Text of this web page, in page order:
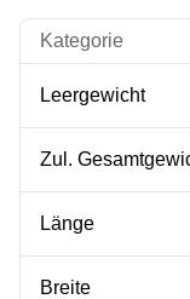
Kategorie
Leergewicht
Zul.
Länge
Breite